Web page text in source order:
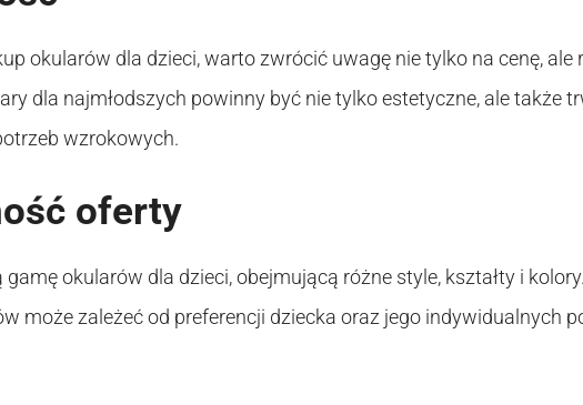
okularów dla dzieci, warto zwrócić uwagę nie tylko na cenę, ale
dla najmłodszych powinny być nie tylko estetyczne, ale także
wzrokowych.
oferty
gamę okularów dla dzieci, obejmującą różne style, kształty i
może zależeć od preferencji dziecka oraz jego indywidualnych